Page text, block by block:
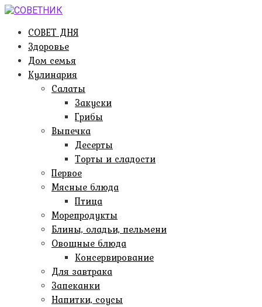
Перейти
контентуСОВЕТ ДНЯ
Здоровье
Дом семья
Кулинария
Салаты
Закуски
Грибы
Выпечка
Десерты
Торты и сладости
Первое
Мясные блюда
Птица
Морепродукты
Блины, оладьи, пельмени
Овощные блюда
Консервирование
Для завтрака
Запеканки
Напитки, соусы